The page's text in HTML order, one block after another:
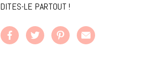
DITES-LE PARTOUT !